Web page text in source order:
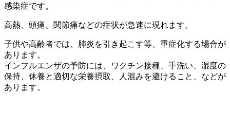
感染症です。
高熱、頭痛、関節痛などの症状が急速に現れます。
子供や高齢者では、肺炎を引き起こす等、重症化する場合が
あります。
インフルエンザの予防には、ワクチン接種、手洗い、湿度の
保持、休養と適切な栄養摂取、人混みを避けること、などが
あります。